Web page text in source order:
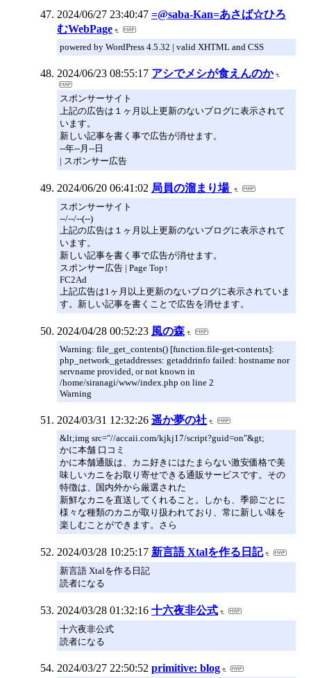
2024/06/27 23:40:47 =@saba-Kan=あさば☆ひろ
むWebPage
powered by WordPress 4.5.32 | valid XHTML and CSS
2024/06/23 08:55:17 アシでメシが食えんのか
スポンサーサイト
上記の広告は１ヶ月以上更新のないブログに表示されて
います。
新しい記事を書く事で広告が消せます。
--年--月--日
| スポンサー広告
2024/06/20 06:41:02 局員の溜まり場
スポンサーサイト
--/--/--(--)
上記の広告は１ヶ月以上更新のないブログに表示されて
います。
新しい記事を書く事で広告が消せます。
スポンサー広告 | Page Top↑
FC2Ad
上記広告は1ヶ月以上更新のないブログに表示されていま
す。新しい記事を書くことで広告を消せます。
2024/04/28 00:52:23 風の森
Warning: file_get_contents() [function.file-get-contents]:
php_network_getaddresses: getaddrinfo failed: hostname nor
servname provided, or not known in
/home/siranagi/www/index.php on line 2
Warning
2024/03/31 12:32:26 遥か夢の社
&lt;img src="//accaii.com/kjkj17/script?guid=on"&gt;
かに本舗 口コミ
かに本舗通販は、カニ好きにはたまらない激安価格で美
味しいカニをお取り寄せできる通販サービスです。その
特徴は、国内外から厳選された
新鮮なカニを直送してくれること。しかも、季節ごとに
様々な種類のカニが取り扱われており、常に新しい味を
楽しむことができます。さら
2024/03/28 10:25:17 新言語 Xtalを作る日記
新言語 Xtalを作る日記
読者になる
2024/03/28 01:32:16 十六夜非公式
十六夜非公式
読者になる
2024/03/27 22:50:52 primitive: blog